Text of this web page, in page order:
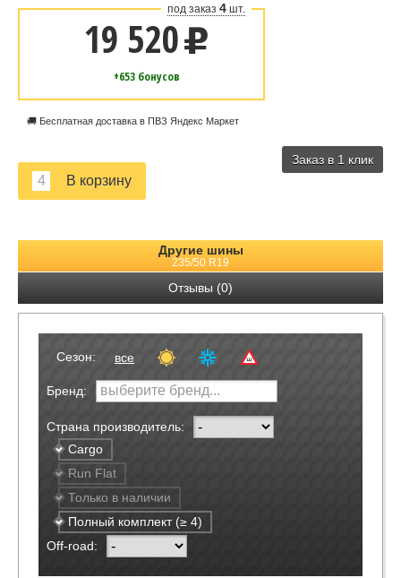
под заказ 4 шт.
19 520u
+653 бонусов
🚚 Бесплатная доставка в ПВЗ Яндекс Маркет
Заказ в 1 клик
Другие шины
235/50 R19
Отзывы (0)
Сезон: все
Бренд:
Страна производитель:
Cargo
Run Flat
Только в наличии
Полный комплект (≥ 4)
Off-road: